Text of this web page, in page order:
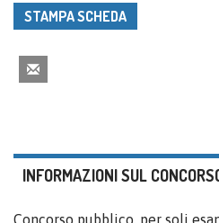
STAMPA SCHEDA
INFORMAZIONI SUL
Concorso pubblico, per soli